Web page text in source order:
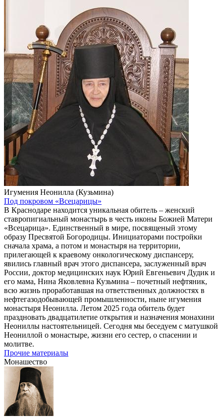
Игумения Неонилла (Кузьмина)
Под покровом «Всецарицы»
В Краснодаре находится уникальная обитель – женский
ставропигиальный монастырь в честь иконы Божией Матери
«Всецарица». Единственный в мире, посвященый этому
образу Пресвятой Богородицы. Инициаторами постройки
сначала храма, а потом и монастыря на территории,
прилегающей к краевому онкологическому диспансеру,
явились главный врач этого диспансера, заслуженный врач
России, доктор медицинских наук Юрий Евгеньевич Дудик и
его мама, Нина Яковлевна Кузьмина – почетный нефтяник,
всю жизнь проработавшая на ответственных должностях в
нефтегазодобывающей промышленности, ныне игумения
монастыря Неонилла. Летом 2025 года обитель будет
праздновать двадцатилетие открытия и назначения монахини
Неониллы настоятельницей. Сегодня мы беседуем с матушкой
Неониллой о монастыре, жизни его сестер, о спасении и
молитве.
Прочие материалы
Монашество